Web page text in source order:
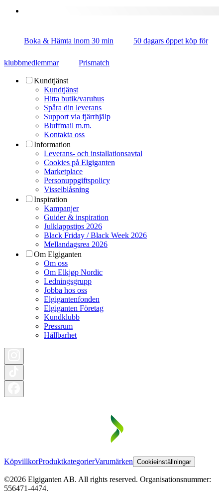
Boka & Hämta inom 30 min 50 dagars öppet köp för
klubbmedlemmar Prismatch
Kundtjänst
Kundtjänst
Hitta butik/varuhus
Spåra din leverans
Support via fjärrhjälp
Bluffmail m.m.
Kontakta oss
Information
Leverans- och installationsavtal
Cookies på Elgiganten
Marketplace
Personuppgiftspolicy
Visselblåsning
Inspiration
Kampanjer
Guider & inspiration
Julklappstips 2026
Black Friday / Black Week 2026
Mellandagsrea 2026
Om Elgiganten
Om oss
Om Elkjøp Nordic
Ledningsgrupp
Jobba hos oss
Elgigantenfonden
Elgiganten Företag
Kundklubb
Pressrum
Hållbarhet
KöpvillkorProduktkategorierVarumärken Cookieinställningar
©2026 Elgiganten AB. All rights reserved. Organisationsnummer:
556471-4474.